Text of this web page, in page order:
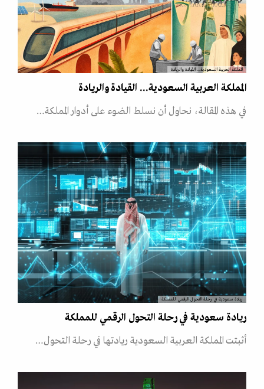
المملكة العربية السعودية... القيادة والريادة
المملكة العربية السعودية... القيادة والريادة
في هذه المقالة، نحاول أن نسلط الضوء على أدوار المملكة…
ريادة سعودية في رحلة التحول الرقمي للمملكة
ريادة سعودية في رحلة التحول الرقمي للمملكة
أثبتت المملكة العربية السعودية ريادتها في رحلة التحول…